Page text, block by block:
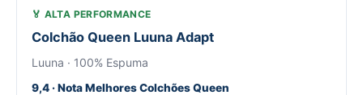
🏅 ALTA PERFORMANCE
Colchão Queen Luuna Adapt
Luuna · 100% Espuma
9,4 · Nota Melhores Colchões Queen